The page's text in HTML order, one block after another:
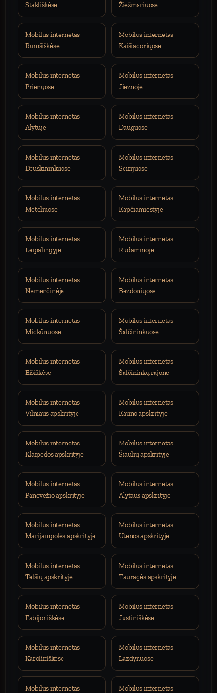
Stakliškėse
Žiežmariuose
Mobilus internetas
Rumšiškėse
Mobilus internetas
Kaišiadoriųose
Mobilus internetas
Prienųose
Mobilus internetas
Jieznoje
Mobilus internetas
Alytuje
Mobilus internetas
Dauguose
Mobilus internetas
Druskininkuose
Mobilus internetas
Seirijuose
Mobilus internetas
Meteliuose
Mobilus internetas
Kapčiamiestyje
Mobilus internetas
Leipalingyje
Mobilus internetas
Rudaminoje
Mobilus internetas
Nemenčinėje
Mobilus internetas
Bezdoniųose
Mobilus internetas
Mickūnuose
Mobilus internetas
Šalčininkuose
Mobilus internetas
Eišiškėse
Mobilus internetas
Šalčininkų rajone
Mobilus internetas
Vilniaus apskrityje
Mobilus internetas
Kauno apskrityje
Mobilus internetas
Klaipėdos apskrityje
Mobilus internetas
Šiaulių apskrityje
Mobilus internetas
Panevėžio apskrityje
Mobilus internetas
Alytaus apskrityje
Mobilus internetas
Marijampolės apskrityje
Mobilus internetas
Utenos apskrityje
Mobilus internetas
Telšių apskrityje
Mobilus internetas
Tauragės apskrityje
Mobilus internetas
Fabijoniškėse
Mobilus internetas
Justiniškėse
Mobilus internetas
Karoliniškėse
Mobilus internetas
Lazdynuose
Mobilus internetas
Mobilus internetas